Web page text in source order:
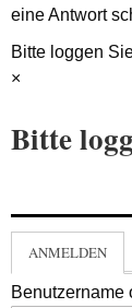
eine Antwort
Bitte loggen
×
Bitte
ANMELDEN
Benutzername